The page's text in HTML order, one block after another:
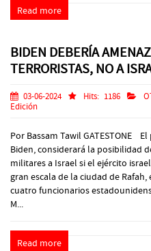
Read more
BIDEN DEBERÍA
TERRORISTAS, NO A
03-06-2024 Hits: 1186
Edición
Por Bassam Tawil GATESTONE
Biden, considerará la posibilidad
militares a Israel si el ejército
gran escala de la ciudad de
cuatro funcionarios
M...
Read more